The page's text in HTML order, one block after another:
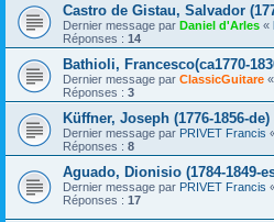
Castro de Gistau, Salvador
Dernier message par Daniel d'Arles «
Réponses : 14
Bathioli, Francesco(ca1770-
Dernier message par ClassicGuitare «
Réponses : 3
Küffner, Joseph (1776-1856-de)
Dernier message par PRIVET Francis
Réponses : 8
Aguado, Dionisio (1784-1849-
Dernier message par PRIVET Francis
Réponses : 17